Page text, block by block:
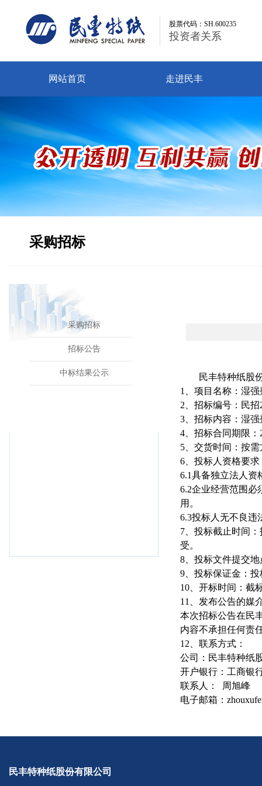
股票代码：SH.600235
投资者关系
股票代码：SH.600235
投资者关系
网站首页 走进民丰
采购招标
采购招标
招标公告
中标结果公示
民丰特种纸股
1
、项目名称：湿
2 、招标编号：民招
3 、招标内容： 湿强
4 、招标合同期限：
5 、交货时间：按
6 、投标人资格要求
6.1具备独立法人资
6.2企业经营范围必
用 。
6.3投标人无不良违
7 、投标截止时间
受。
8 、投标文件提交
9 、投标保证金：
10 、开标时间：截
11
、发布公告的媒
本次招标公告在民
内容不承担任何责
12 、联系方式：
公司：民丰特种纸
开户银行：工商银
联系人：
周旭峰
电子邮箱：
民丰特种纸股份有限公司